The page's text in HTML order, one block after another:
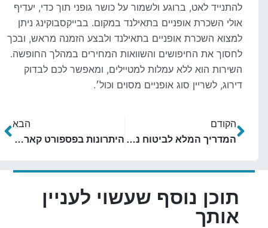
להתנייד לאט, ברוגע ולשמור על כושר גופני תוך כדי, יעדיף
אולי השכרת אופניים בתאילנד במקום. בבייקסבוקינג ניתן
למצוא השכרת אופניים בתאילנד ולבצע הזמנה מראש, ובכך
לחסוך את החיפושים והשוואות המחירים במהלך החופשה.
השירות הוא ללא עמלות למטיילים, ומאפשר לכם לבדוק
דירוג, לשריין סוג אופניים מסוים וכול׳.
הקודם
המדריך המלא לביטוח נסיעות במזרח הרחוק
הבא
היתרונות בפספורט קארד לנוסעים למזרח הרחוק
תוכן נוסף שעשוי לעניין
אותך